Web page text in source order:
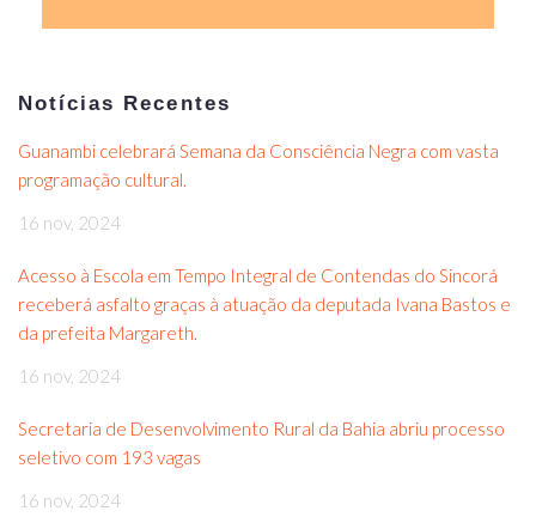
Notícias Recentes
Guanambi celebrará Semana da Consciência Negra com vasta
programação cultural.
16 nov, 2024
Acesso à Escola em Tempo Integral de Contendas do Sincorá
receberá asfalto graças à atuação da deputada Ivana Bastos e
da prefeita Margareth.
16 nov, 2024
Secretaria de Desenvolvimento Rural da Bahia abriu processo
seletivo com 193 vagas
16 nov, 2024